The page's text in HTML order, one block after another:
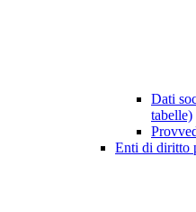
Dati
tabelle)
Enti di diritto